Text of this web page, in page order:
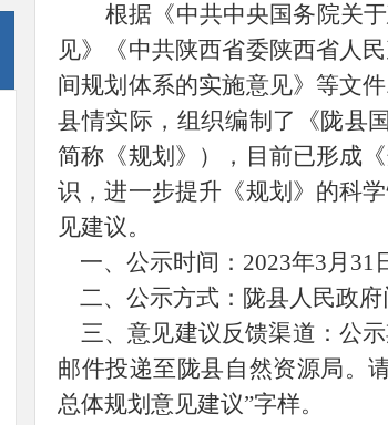
根据《中共中央国务院关
见》《中共陕西省委陕西省人
间规划体系的实施意见》等文
县情实际，组织编制了《陇县
简称《规划》），目前已形成
识，进一步提升《规划》的科
见建议。
一、公示时间：2023年3月31
二、公示方式：陇县人民政府
三、意见建议反馈渠道：公
邮件投递至陇县自然资源局。
总体规划意见建议”字样。